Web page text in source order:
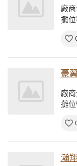
廠商
攤
豪
廠商
攤
瀚